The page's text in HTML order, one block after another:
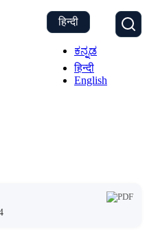
हिन्दी
ಕನ್ನಡ
हिन्दी
English